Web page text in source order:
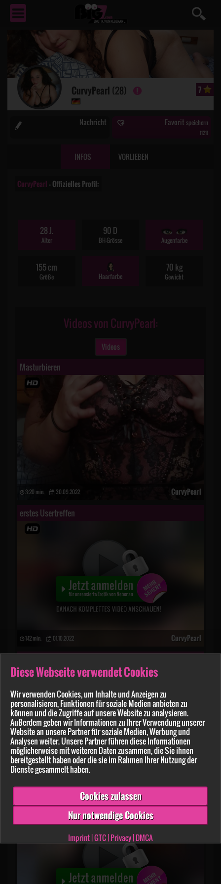
Diese Webseite verwendet Cookies
Wir verwenden Cookies, um Inhalte und Anzeigen zu
personalisieren, Funktionen für soziale Medien anbieten zu
können und die Zugriffe auf unsere Website zu analysieren.
Außerdem geben wir Informationen zu Ihrer Verwendung unserer
Website an unsere Partner für soziale Medien, Werbung und
Analysen weiter. Unsere Partner führen diese Informationen
möglicherweise mit weiteren Daten zusammen, die Sie ihnen
bereitgestellt haben oder die sie im Rahmen Ihrer Nutzung der
Dienste gesammelt haben.
Cookies zulassen
Nur notwendige Cookies
Imprint|GTC|Privacy|DMCA
EROTIKVON NEBENAN ...
CurvyPearl (28) 7
Nachricht Favorit speichern
(121)
INFOS VORLIEBEN
CurvyPearl– Offizielles Profil:
28 J.
Alter
90 D
BH-Grösse Augenfarbe
155 cm
Größe Haarfarbe
70 kg
Gewicht
Videos von CurvyPearl:
Videos
Masturbieren
3:20 min. 30.09.2022 CurvyPearl
erstes Usertreffen
1:12 min. 01.10.2022 CurvyPearl
CurvyPearl
B**sehase